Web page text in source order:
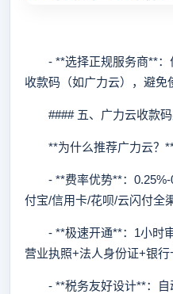
- **选择正规服务商**：
收款码（如广力云），避免
#### 五、广力云收款码
**为什么推荐广力云？
- **费率优势**：0.25%-
付宝/信用卡/花呗/云闪付全
- **极速开通**：1小时审
营业执照+法人身份证+银行
- **税务友好设计**：自